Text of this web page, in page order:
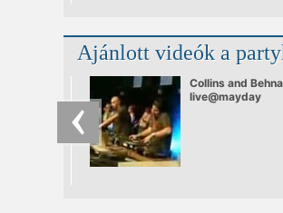
Ajánlott videók a
Collins and
live@mayday